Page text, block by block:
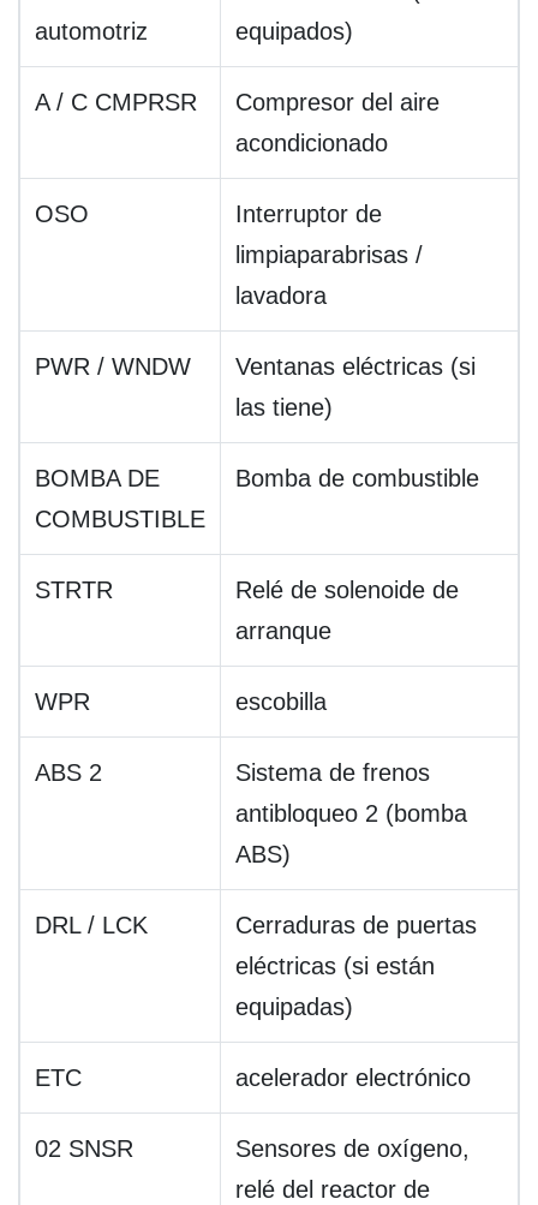
automotriz
equipados)
A / C CMPRSR
Compresor del aire
acondicionado
OSO
Interruptor de
limpiaparabrisas /
lavadora
PWR / WNDW
Ventanas eléctricas (si
las tiene)
BOMBA DE
COMBUSTIBLE
Bomba de combustible
STRTR
Relé de solenoide de
arranque
WPR escobilla
ABS 2
Sistema de frenos
antibloqueo 2 (bomba
ABS)
DRL / LCK
Cerraduras de puertas
eléctricas (si están
equipadas)
ETC acelerador electrónico
02 SNSR
Sensores de oxígeno,
relé del reactor de